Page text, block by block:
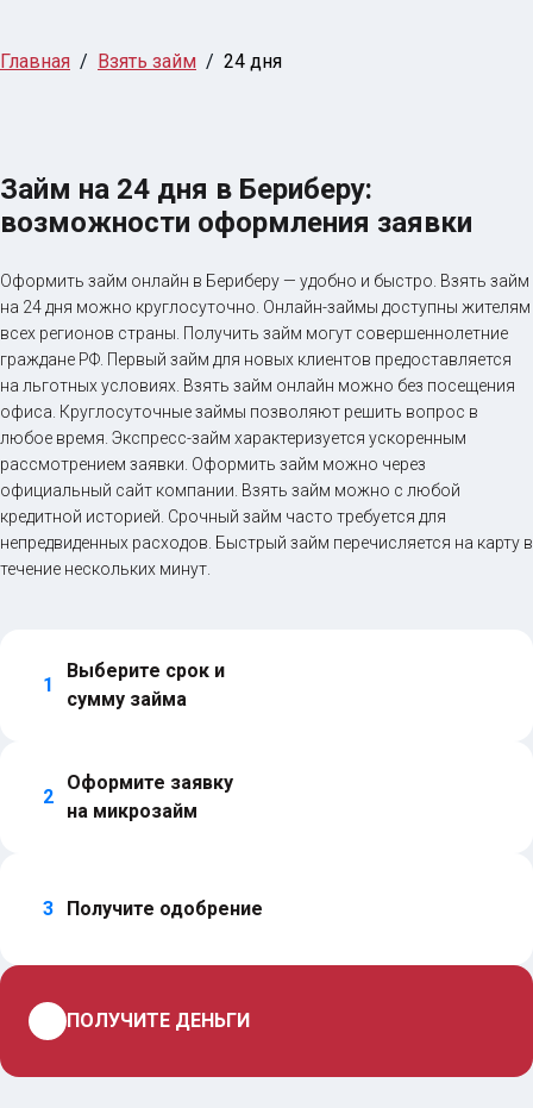
Главная Взять займ 24 дня
Займ на 24 дня в Бериберу:
возможности оформления заявки
Оформить займ онлайн в Бериберу — удобно и быстро. Взять займ
на 24 дня можно круглосуточно. Онлайн-займы доступны жителям
всех регионов страны. Получить займ могут совершеннолетние
граждане РФ. Первый займ для новых клиентов предоставляется
на льготных условиях. Взять займ онлайн можно без посещения
офиса. Круглосуточные займы позволяют решить вопрос в
любое время. Экспресс-займ характеризуется ускоренным
рассмотрением заявки. Оформить займ можно через
официальный сайт компании. Взять займ можно с любой
кредитной историей. Срочный займ часто требуется для
непредвиденных расходов. Быстрый займ перечисляется на карту в
течение нескольких минут.
1
Выберите срок и
сумму займа
2
Оформите заявку
на микрозайм
3 Получите одобрение
ПОЛУЧИТЕ ДЕНЬГИ